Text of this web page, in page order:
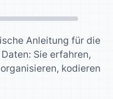
Anleitung für die
Sie erfahren,
kodieren